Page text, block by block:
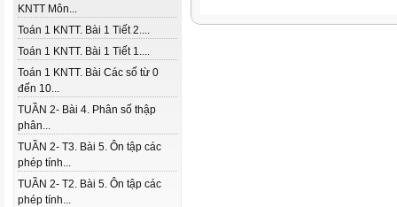
KNTT Môn...
Toán 1 KNTT. Bài 1 Tiết 2....
Toán 1 KNTT. Bài 1 Tiết 1....
Toán 1 KNTT. Bài Các số từ 0
đến 10...
TUẦN 2- Bài 4. Phân số thập
phân...
TUẦN 2- T3. Bài 5. Ôn tập các
phép tính...
TUẦN 2- T2. Bài 5. Ôn tập các
phép tính...